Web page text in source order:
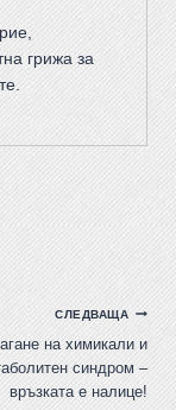
грижа за
.
СЛЕДВАЩА
на химикали и
синдром –
връзката е налице!